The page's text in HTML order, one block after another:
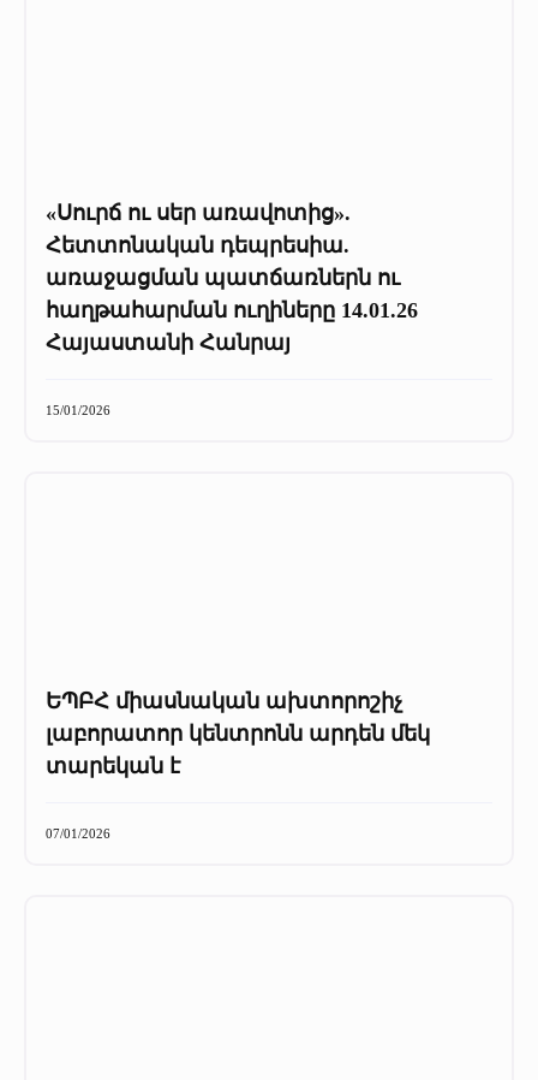
«Սուրճ ու սեր առավոտից».
Հետտոնական դեպրեսիա.
առաջացման պատճառներն ու
հաղթահարման ուղիները 14.01.26
Հայաստանի Հանրայ
15/01/2026
ԵՊԲՀ միասնական ախտորոշիչ
լաբորատոր կենտրոնն արդեն մեկ
տարեկան է
07/01/2026